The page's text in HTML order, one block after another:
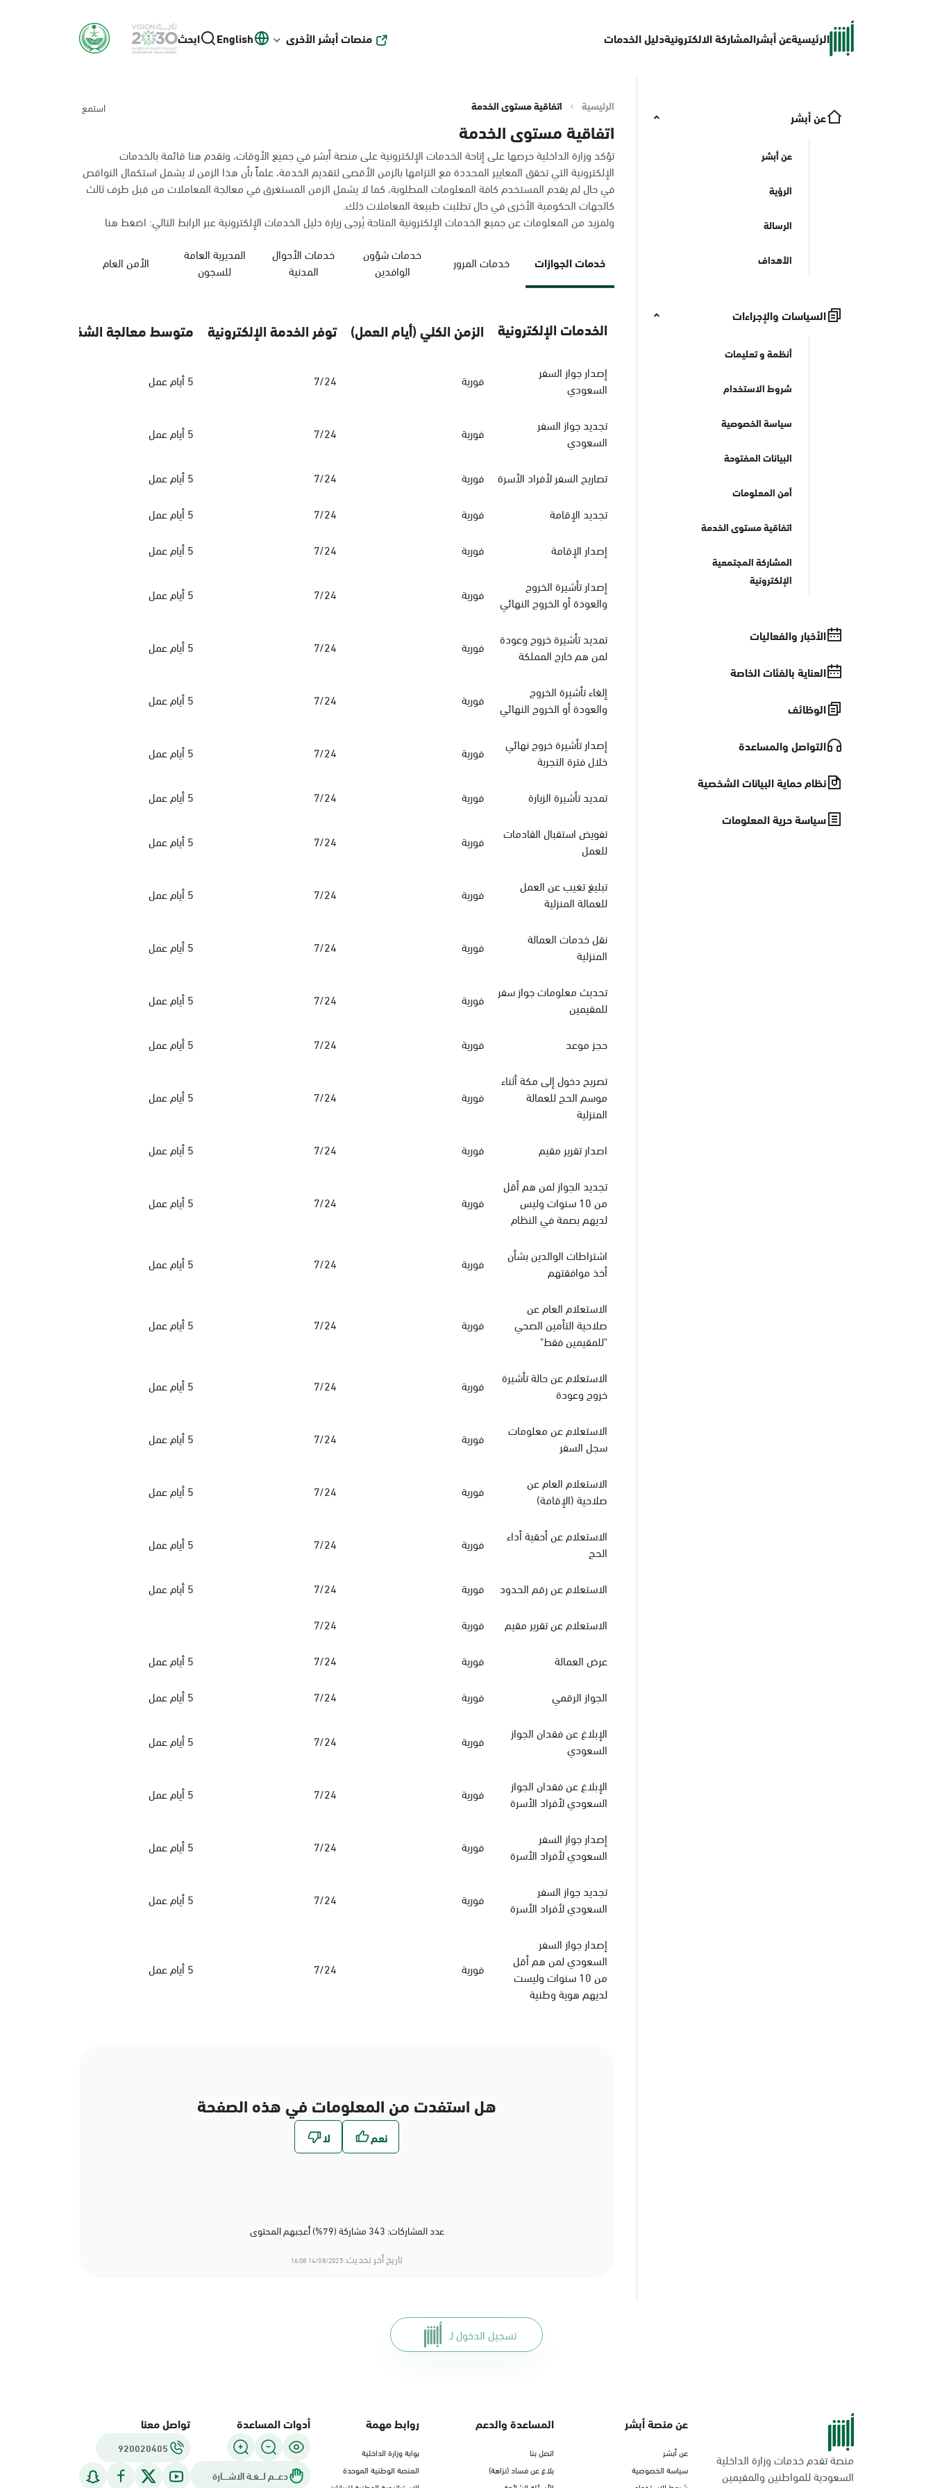
الرئيسيةعن أبشرالمشاركة الالكترونيةدليل الخدمات منصات أبشر الأخرى English ابحث
عن أبشر
عن أبشر
الرؤية
الرسالة
الأهداف
السياسات والإجراءات
أنظمة و تعليمات
شروط الاستخدام
سياسة الخصوصية
البيانات المفتوحة
أمن المعلومات
اتفاقية مستوى الخدمة
المشاركة المجتمعية
الإلكترونية
الأخبار والفعاليات
العناية بالفئات الخاصة
الوظائف
التواصل والمساعدة
نظام حماية البيانات الشخصية
سياسة حرية المعلومات
الرئيسية اتفاقية مستوى الخدمة استمع
اتفاقية مستوى الخدمة
تؤكد وزارة الداخلية حرصها على إتاحة الخدمات الإلكترونية على منصة أبشر في جميع الأوقات، وتقدم هنا قائمة بالخدمات
الإلكترونية التي تحقق المعايير المحددة مع التزامها بالزمن الأقصى لتقديم الخدمة، علماً بأن هذا الزمن لا يشمل استكمال النواقص
في حال لم يقدم المستخدم كافة المعلومات المطلوبة، كما لا يشمل الزمن المستغرق في معالجة المعاملات من قبل طرف ثالث
كالجهات الحكومية الأخرى في حال تطلبت طبيعة المعاملات ذلك.
ولمزيد من المعلومات عن جميع الخدمات الإلكترونية المتاحة يُرجى زيارة دليل الخدمات الإلكترونية عبر الرابط التالي: اضغط هنا
خدمات الجوازات خدمات المرور
خدمات شؤون
الوافدين
خدمات الأحوال
المدنية
المديرية العامة
للسجون
الأمن العام
الخدمات الإلكترونية الزمن الكلي (أيام العمل) توفر الخدمة الإلكترونية متوسط معالجة الشكاوي
إصدار جواز السفر
السعودي
فورية 7/24 5 أيام عمل
تجديد جواز السفر
السعودي
فورية 7/24 5 أيام عمل
تصاريح السفر لأفراد الأسرة فورية 7/24
5 أيام عمل
تجديد الإقامة
فورية 7/24
5 أيام عمل
إصدار الإقامة
فورية 7/24
5 أيام عمل
إصدار تأشيرة الخروج
والعودة أو الخروج النهائي
فورية 7/24 5 أيام عمل
تمديد تأشيرة خروج وعودة
لمن هم خارج المملكة
فورية 7/24 5 أيام عمل
إلغاء تأشيرة الخروج
والعودة أو الخروج النهائي
فورية 7/24 5 أيام عمل
إصدار تأشيرة خروج نهائي
خلال فترة التجربة
فورية 7/24 5 أيام عمل
تمديد تأشيرة الزيارة فورية 7/24
5 أيام عمل
تفويض استقبال القادمات
للعمل
فورية 7/24 5 أيام عمل
تبليغ تغيب عن العمل
للعمالة المنزلية
فورية 7/24 5 أيام عمل
نقل خدمات العمالة
المنزلية
فورية 7/24 5 أيام عمل
تحديث معلومات جواز سفر
للمقيمين
فورية 7/24 5 أيام عمل
حجز موعد فورية 7/24
5 أيام عمل
تصريح دخول إلى مكة أثناء
موسم الحج للعمالة
المنزلية
فورية 7/24 5 أيام عمل
اصدار تقرير مقيم فورية 7/24
5 أيام عمل
تجديد الجواز لمن هم أقل
من 10 سنوات وليس
لديهم بصمة في النظام
فورية 7/24 5 أيام عمل
اشتراطات الوالدين بشأن
أخذ موافقتهم
فورية 7/24 5 أيام عمل
الاستعلام العام عن
صلاحية التأمين الصحي
"للمقيمين فقط"
فورية 7/24 5 أيام عمل
الاستعلام عن حالة تأشيرة
خروج وعودة
فورية 7/24 5 أيام عمل
الاستعلام عن معلومات
سجل السفر
فورية 7/24 5 أيام عمل
الاستعلام العام عن
صلاحية (الإقامة)
فورية 7/24 5 أيام عمل
الاستعلام عن أحقية أداء
الحج
فورية 7/24 5 أيام عمل
الاستعلام عن رقم الحدود فورية 7/24
5 أيام عمل
الاستعلام عن تقرير مقيم
فورية
7/24
عرض العمالة
فورية 7/24
5 أيام عمل
الجواز الرقمي
فورية 7/24
5 أيام عمل
الإبلاغ عن فقدان الجواز
السعودي
فورية 7/24 5 أيام عمل
الإبلاغ عن فقدان الجواز
السعودي لأفراد الأسرة
فورية 7/24 5 أيام عمل
‏إصدار جواز السفر
السعودي‏‏ لأفراد الأسرة
فورية 7/24 5 أيام عمل
‏تجديد جواز السفر
السعودي‏ لأفراد الأسرة
فورية 7/24 5 أيام عمل
إصدار جواز السفر
السعودي لمن هم أقل
من 10 سنوات وليست
لديهم هوية وطنية
فورية 7/24 5 أيام عمل
هل استفدت من المعلومات في هذه الصفحة
عدد المشاركات: 343 مشاركة (79%) أعجبهم المحتوى
تاريخ أخر تحديث:14/08/2025 16:08
تسجيل الدخول لـ
منصة تقدم خدمات وزارة الداخلية
السعودية للمواطنين والمقيمين
عن منصة أبشر
عن أبشر
سياسة الخصوصية
المساعدة والدعم
اتصل بنا
بلاغ عن فساد (نزاهة)
روابط مهمة
بوابة وزارة الداخلية
المنصة الوطنية الموحدة
أدوات المساعدة
دعـــم لـــغـة الاشــــارة
تواصل معنا
920020405